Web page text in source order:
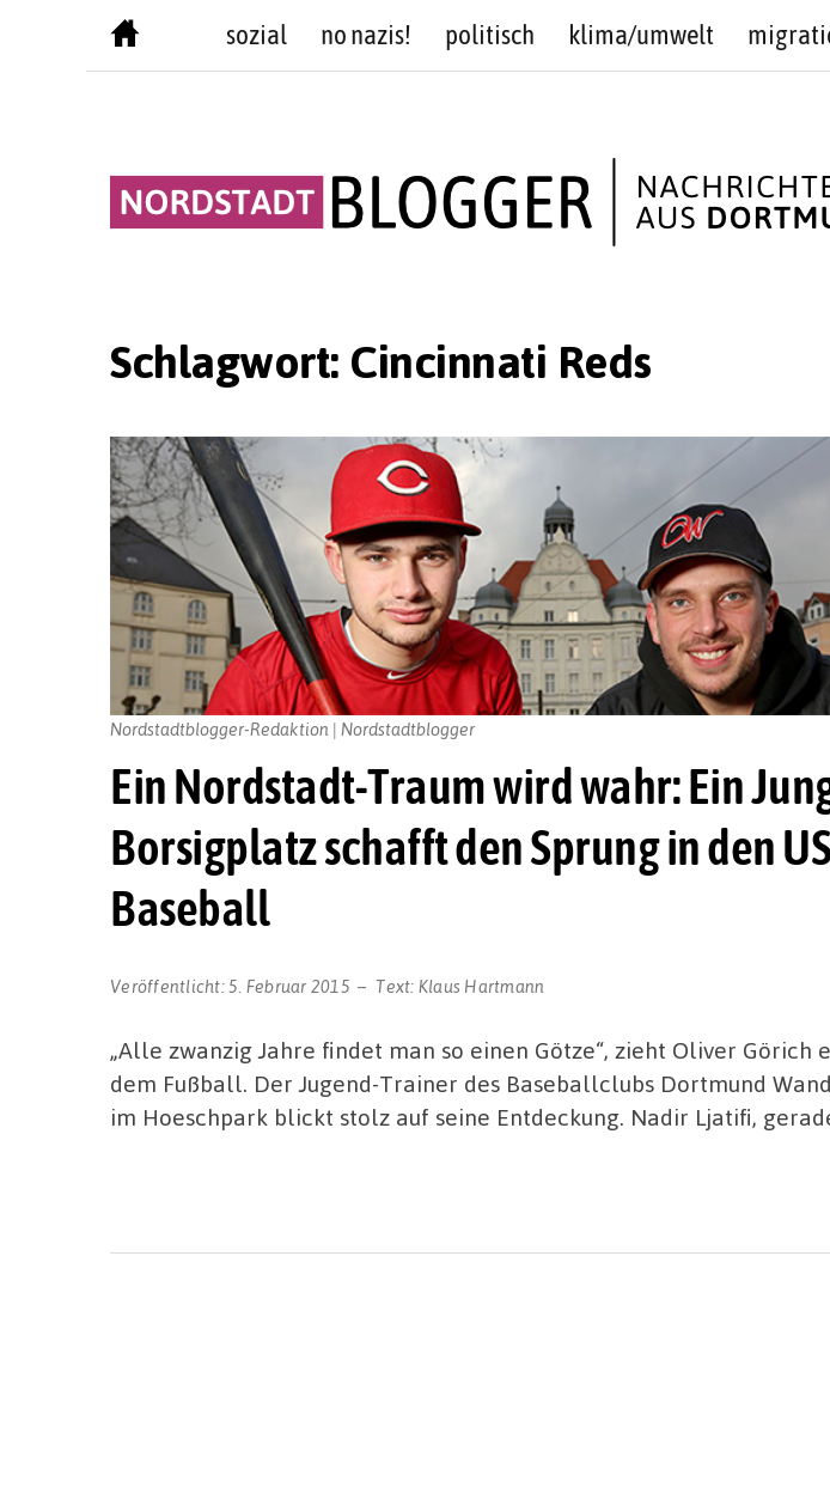
sozial no nazis! politisch klima/umwelt
Schlagwort: Cincinnati Reds
Ein Nordstadt-Traum wird wahr: Ein
Borsigplatz schafft den Sprung in den
Baseball
Veröffentlicht:5. Februar 2015 Text: Klaus Hartmann
Nordstadtblogger-Redaktion | Nordstadtblogger
„Alle zwanzig Jahre findet man so einen Götze“, zieht Oliver Görich
dem Fußball. Der Jugend-Trainer des Baseballclubs Dortmund
im Hoeschpark blickt stolz auf seine Entdeckung. Nadir Ljatifi,